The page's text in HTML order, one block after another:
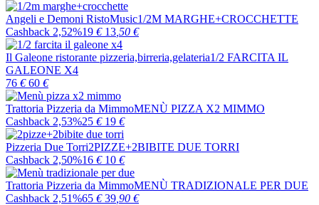
Angeli e Demoni RistoMusic1/2M MARGHE+CROCCHETTE
Cashback 2,52%19 € 13 ,50 €
Il Galeone ristorante pizzeria,birreria,gelateria1/2 FARCITA IL
GALEONE X4
76 € 60 €
Trattoria Pizzeria da MimmoMENÙ PIZZA X2 MIMMO
Cashback 2,53%25 € 19 €
Pizzeria Due Torri2PIZZE+2BIBITE DUE TORRI
Cashback 2,50%16 € 10 €
Trattoria Pizzeria da MimmoMENÙ TRADIZIONALE PER DUE
Cashback 2,51%65 € 39 ,90 €